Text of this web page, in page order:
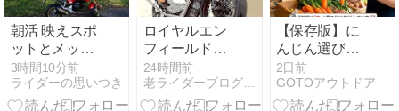
朝活 映えスポ
ットとメッシ
ュジャケット
3時間10分前
ライダーの思いつき
ロイヤルエン
フィールドの
服装｜似合う
大人のメンズ
コーデとおす
24時間前
老ライダーブログ 大人のバイクライフ
【保存版】に
んじん選び
は“ここ”を見
るだけでOK♪
2日前
GOTOアウトドア